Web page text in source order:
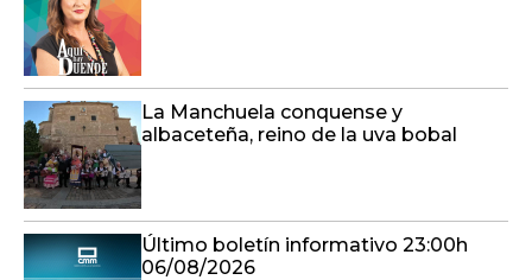
La Manchuela conquense y
albaceteña, reino de la uva bobal
Último boletín informativo 23:00h
06/08/2026